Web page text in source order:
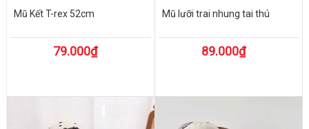
Mũ Kết T-rex 52cm
79.000₫
Mũ lưỡi trai nhung tai thú
89.000₫